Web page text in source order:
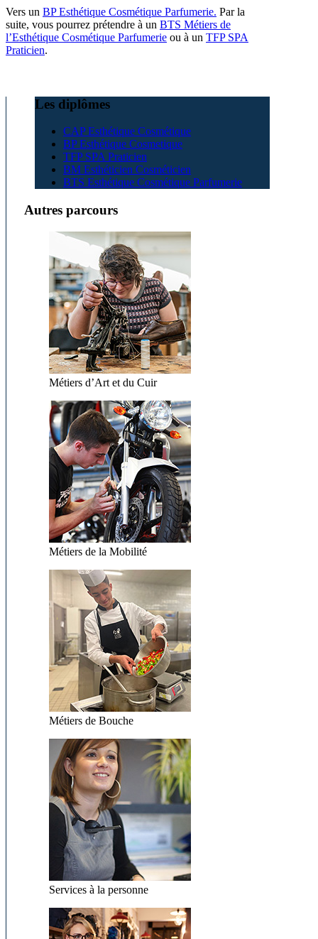
Vers un BP Esthétique Cosmétique Parfumerie. Par la
suite, vous pourrez prétendre à un BTS Métiers de
l’Esthétique Cosmétique Parfumerie ou à un TFP SPA
Praticien.
Les diplômes
CAP Esthétique Cosmétique
BP Esthétique Cosmetique
TFP SPA Praticien
BM Esthéticien Cosméticien
BTS Esthétique Cosmétique Parfumerie
Autres parcours
Métiers d’Art et du Cuir
Métiers de la Mobilité
Métiers de Bouche
Services à la personne